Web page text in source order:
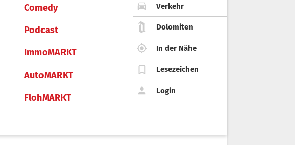
Comedy
Podcast
ImmoMARKT
AutoMARKT
FlohMARKT
Verkehr
Dolomiten
In der Nähe
Lesezeichen
Login